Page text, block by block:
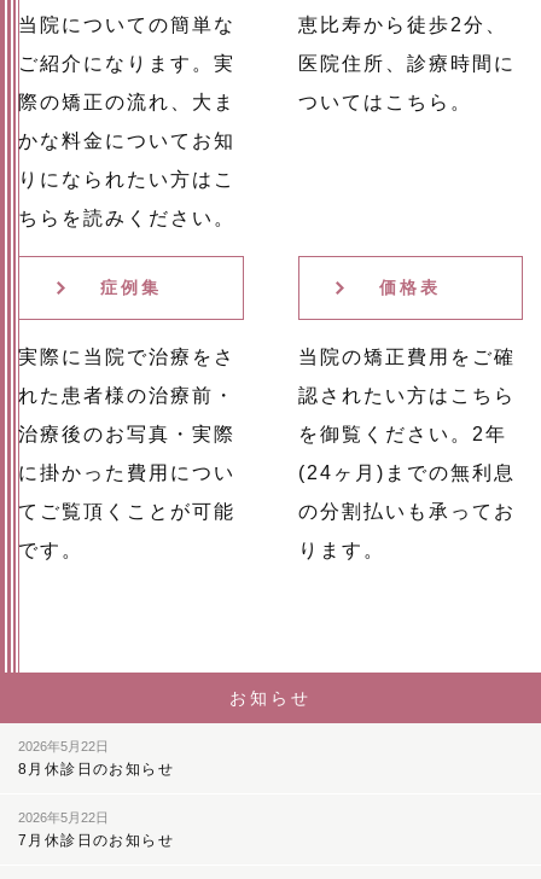
当院についての簡単な
ご紹介になります。実
際の矯正の流れ、大ま
かな料金についてお知
りになられたい方はこ
ちらを読みください。
恵比寿から徒歩2分、
医院住所、診療時間に
ついてはこちら。
症例集
実際に当院で治療をさ
れた患者様の治療前・
治療後のお写真・実際
に掛かった費用につい
てご覧頂くことが可能
です。
価格表
当院の矯正費用をご確
認されたい方はこちら
を御覧ください。2年
(24ヶ月)までの無利息
の分割払いも承ってお
ります。
お知らせ
2026年5月22日
8月休診日のお知らせ
2026年5月22日
7月休診日のお知らせ